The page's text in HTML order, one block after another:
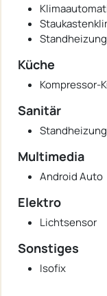
Küche
Kompressor-
Sanitär
Standheizung
Multimedia
Android Auto
Elektro
Lichtsensor
Sonstiges
Isofix